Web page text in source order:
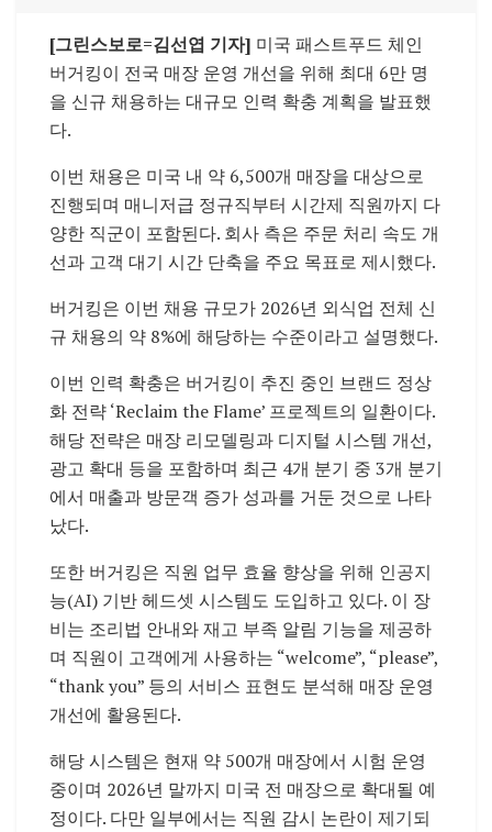
[그린스보로=김선엽 기자] 미국 패스트푸드 체인
버거킹이 전국 매장 운영 개선을 위해 최대 6만 명
을 신규 채용하는 대규모 인력 확충 계획을 발표했
다.
이번 채용은 미국 내 약 6,500개 매장을 대상으로
진행되며 매니저급 정규직부터 시간제 직원까지 다
양한 직군이 포함된다. 회사 측은 주문 처리 속도 개
선과 고객 대기 시간 단축을 주요 목표로 제시했다.
버거킹은 이번 채용 규모가 2026년 외식업 전체 신
규 채용의 약 8%에 해당하는 수준이라고 설명했다.
이번 인력 확충은 버거킹이 추진 중인 브랜드 정상
화 전략 ‘Reclaim the Flame’ 프로젝트의 일환이다.
해당 전략은 매장 리모델링과 디지털 시스템 개선,
광고 확대 등을 포함하며 최근 4개 분기 중 3개 분기
에서 매출과 방문객 증가 성과를 거둔 것으로 나타
났다.
또한 버거킹은 직원 업무 효율 향상을 위해 인공지
능(AI) 기반 헤드셋 시스템도 도입하고 있다. 이 장
비는 조리법 안내와 재고 부족 알림 기능을 제공하
며 직원이 고객에게 사용하는 “welcome”, “please”,
“thank you” 등의 서비스 표현도 분석해 매장 운영
개선에 활용된다.
해당 시스템은 현재 약 500개 매장에서 시험 운영
중이며 2026년 말까지 미국 전 매장으로 확대될 예
정이다. 다만 일부에서는 직원 감시 논란이 제기되